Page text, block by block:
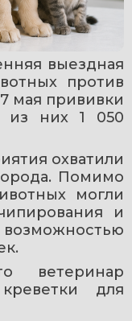
выездная
против
мая прививки
из них 1 050
охватили
Помимо
могли
и
ветеринар
для